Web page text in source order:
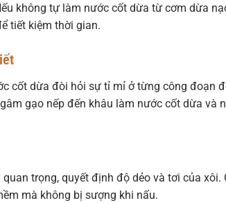
không tự làm nước cốt dừa từ cơm dừa
tiết kiệm thời gian.
cốt dừa đòi hỏi sự tỉ mỉ ở từng công đoạn
gạo nếp đến khâu làm nước cốt dừa và
trọng, quyết định độ dẻo và tơi của
mà không bị sượng khi nấu.